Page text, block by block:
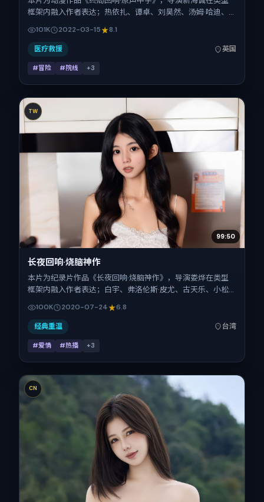
框架内融入作者表达；热依扎、谭卓、刘昊然、汤姆·哈迪、
摄地与出品背景为英国。上映时间 2022年3月15日（公映登
记日 2022-03-15），全片125分钟，节奏张弛有度。
101K 2022-03-15 8.1
医疗救援 英国
#冒险 #院线 +3
TW
99:50
长夜回响·烧脑神作
本片为纪录片作品《长夜回响·烧脑神作》，导演娄烨在类型
框架内融入作者表达；白宇、弗洛伦斯·皮尤、古天乐、小松
品背景为中国台湾。上映时间 2020年7月24日（公映登记日
2020-07-24），全片126分钟，节奏张弛有度。
100K 2020-07-24 6.8
经典重温 台湾
#爱情 #热播 +3
CN